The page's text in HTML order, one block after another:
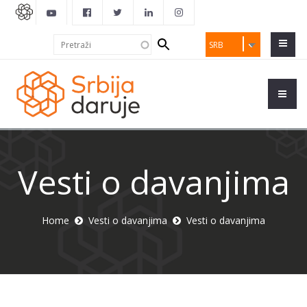
SRB
Search
form
Vesti o davanjima
Home Vesti o davanjima Vesti o davanjima